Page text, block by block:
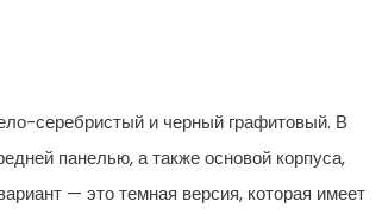
серебристый и черный графитовый. В
панелью, а также основой корпуса,
— это темная версия, которая имеет